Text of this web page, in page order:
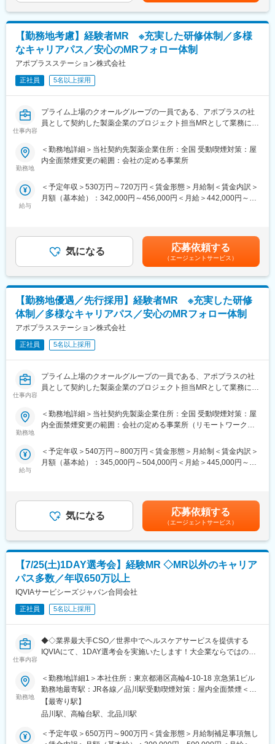
も可能です。また、無期雇用派遣となるため、ＰＪＴの期間外も
ベース給与は保証いたします。
■MRとして働く魅力
（1）最大限希望を考慮します：
全国50地域以上のPJTからご提案し、なるべくご希望の勤務地に
アサインが可能です。また、次の契約での再配属の際の地域もし
っかり考慮いたします。これは小規模ならではの社内バッティン
CSO業界で10年以上のキャリアを持つベテラン社員が、あなたの
生涯のわたる「キャリア形成」を丁寧にサポートします。その繋
PJTも紹介可能、また過去には、10年ほどブランクのある50代の
方のご支援の実績もあるなど選考の合格率も高いです。
としてパフォーマンスが高い場合は50代の方でも正社員への転換
もあります。契約の更新についても著しく業務態度が悪い／業績
先を探します。また、過去営業成績の優秀な方ではメーカー登用
の実績もあります。
20代650万、40代後半850万賃金はあくまでも目安の金額であ
り、選考を通じて上下する可能性があります。月給(月額)は固定手
当を含めた表記です。
【勤務地考慮】経験者MR ※充実した研修体制／多様
なキャリアパス／安心のMRフォロー体制
アポプラスステーション株式会社
正社員 5名以上採用
仕事内容
プライム上場のクオールグループの一員である、アポプラスの社
員として契約した製薬企業のプロジェクト担当MRとして業務に従
当社は「ひとり一人の資質向上とありたい姿の実現を」という方
針を掲げ、育成プログラムの充実やMRのフォロー体制に力を入れ
■当社の魅力：
慢性疾患など幅広い知識を身に着けていただき、基盤が整った後
専門領域プログラムにチャレンジできます。本プログラムでは集
合研修（症例検討など）のほか、学会聴講、専門医とのロープレ
試験など、個人の自己学習だけでは身に着けることが難しい深い
知見を身に着けることが可能です。また、取得した知識が発揮で
きるプロジェクトに配属できるよう、全社でバックアップしてい
ます。
(2)トップクラスの契約メーカー数：同業他社と比較しても、多く
のプロジェクト数があり、様々なご経験を活かしていただくこと
が可能です。20代～60代までの幅広い年代のMRの方が活躍され
環境が整っています。
(3)多様なキャリアパス：
を用いてMRを支えるSV職へのキャリアチェンジや、ジョブリク
エスト制度を用いて人事・リクルートスタッフ・研修スタッフへ
■営業スタイル：担当エリアの医療機関（開業医、病院）を訪問し
・新薬のプロモーション
・長期収載品の市場拡大
・ジェネリック医薬品のプロモーション
※1プロジェクトを約2年程度担当します。
※プロジェクトマネージャー、スーパーバイザー(SV)より、日々の
活動についてフォローを受けられる環境です。全国にSVを配置
し、素早くフォローができる体制をとっています。
変更の範囲：会社の定める業務
勤務地
＜勤務地詳細＞当社契約先製薬企業住所：全国 受動喫煙対策：屋
内全面禁煙変更の範囲：会社の定める事業所
給与
＜予定年収＞530万円～720万円＜賃金形態＞月給制＜賃金内訳＞
月額（基本給）：342,000円～456,000円＜月給＞442,000円～
などを考慮し、規定により決定します。昇給：年1回【年収例】手
当・日当含む750万円／ＭＲ（33歳）入社1年目賃金はあくまでも
目安の金額であり、選考を通じて上下する可能性があります。月
給(月額)は固定手当を含めた表記です。
気になる 応募依頼する
（エージェントサービス）
【勤務地優遇／先行採用】経験者MR ※充実した研修
体制／多様なキャリアパス／安心のMRフォロー体制
アポプラスステーション株式会社
正社員 5名以上採用
仕事内容
プライム上場のクオールグループの一員である、アポプラスの社
員として契約した製薬企業のプロジェクト担当MRとして業務に従
当社は「ひとり一人の資質向上とありたい姿の実現を」という方
針を掲げ、育成プログラムの充実やMRのフォロー体制に力を入れ
■当社の魅力：
(1)充実した教育体制：
専門領域プログラムにチャレンジできます。本プログラムでは集
合研修（症例検討など）のほか、学会聴講、専門医とのロープレ
試験など、個人の自己学習だけでは身に着けることが難しい深い
知見を身に着けることが可能です。また、取得した知識が発揮で
きるプロジェクトに配属できるよう、全社でバックアップしてい
ます。
(2)トップクラスの契約メーカー数：同業他社と比較しても、多く
のプロジェクト数があり、様々なご経験を活かしていただくこと
が可能です。20代～60代までの幅広い年代のMRの方が活躍され
ています。内資・外資の新薬メーカー、ジェネリックメーカーな
(3)多様なキャリアパス：
MRとしてのキャリアアップはもちろん、キャリアチャレンジ制度
エスト制度を用いて人事・リクルートスタッフ・研修スタッフへ
の挑戦もできる環境が整っています。実際にこちらの制度を活用
し、キャリアチェンジした社員も多数います。
■営業スタイル：担当エリアの医療機関（開業医、病院）を訪問し
て、医師、薬剤師に課題解決するための医薬品情報を提供、副作
用情報を収集を行っていただきます。
・新薬のプロモーション
勤務地
＜勤務地詳細＞当社契約先製薬企業住所：全国 受動喫煙対策：屋
内全面禁煙変更の範囲：会社の定める事業所（リモートワーク含
給与
＜予定年収＞540万円～800万円＜賃金形態＞月給制＜賃金内訳＞
月額（基本給）：345,000円～504,000円＜月給＞445,000円～
す。※その他の手当は「待遇・福利厚生」欄をご参照ください。昇
給：年1回★頑張りに応じて年収UP★赴任先の評価次第で大幅に
年収をUPできます。（年2回業績給改定）賃金はあくまでも目安
の金額であり、選考を通じて上下する可能性があります。月給(月
額)は固定手当を含めた表記です。
気になる 応募依頼する
（エージェントサービス）
【7/25(土)1DAY選考会】経験MR ◇MR以外のキャリア
パス多数／年収650万以上
IQVIAサービシーズジャパン合同会社
正社員 5名以上採用
仕事内容
◆◇業界最大手CSO／世界中でヘルスケアサービスを提供する
IQVIAにて、1DAY選考会を実施いたします！大企業ならではの豊
＜募集概要＞
総合ヘルスケアカンパニーである同社にて、MR経験者を対象に
1DAY選考会を実施いたします！将来的にはMR経験者が活躍する
さまざまなキャリアパスのご用意がございます！ご興味をお持ち
の方は応募前にカジュアル面談等も可能でございますので、是非
お気軽にご応募くださいませ！
勤務地
＜勤務地詳細1＞本社住所：東京都港区高輪4-10-18 京急第1ビル
勤務地最寄駅：JR各線／品川駅受動喫煙対策：屋内全面禁煙＜勤
務地詳細2＞全国住所：全国 ※希望勤務地はアドバイザーにお伝
えください。 受動喫煙対策：屋内全面禁煙変更の範囲：会社の定
【最寄り駅】
品川駅、高輪台駅、北品川駅
＜予定年収＞650万円～900万円＜賃金形態＞月給制補足事項無し